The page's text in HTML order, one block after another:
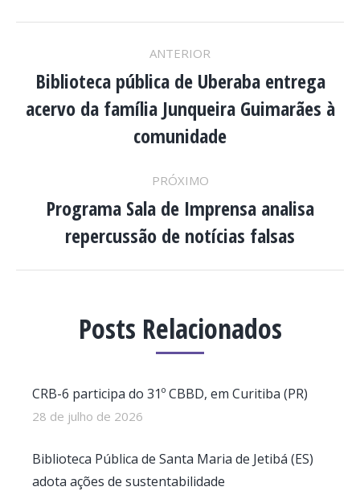
NAVEGAÇÃO
DE
ANTERIOR
Post
anterior:
Biblioteca pública de Uberaba entrega
acervo da família Junqueira Guimarães à
comunidade
PRÓXIMO
Próximo
post:
Programa Sala de Imprensa analisa
repercussão de notícias falsas
Posts Relacionados
CRB-6 participa do 31º CBBD, em Curitiba (PR)
28 de julho de 2026
Biblioteca Pública de Santa Maria de Jetibá (ES)
adota ações de sustentabilidade